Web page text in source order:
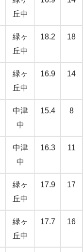
丘中
緑ヶ
丘中
18.2 18
緑ヶ
丘中
16.9 14
中津
中
15.4 8
中津
中
16.3 11
緑ヶ
丘中
17.9 17
緑ヶ
丘中
17.7 16